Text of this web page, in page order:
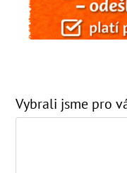
Vybrali jsme pro